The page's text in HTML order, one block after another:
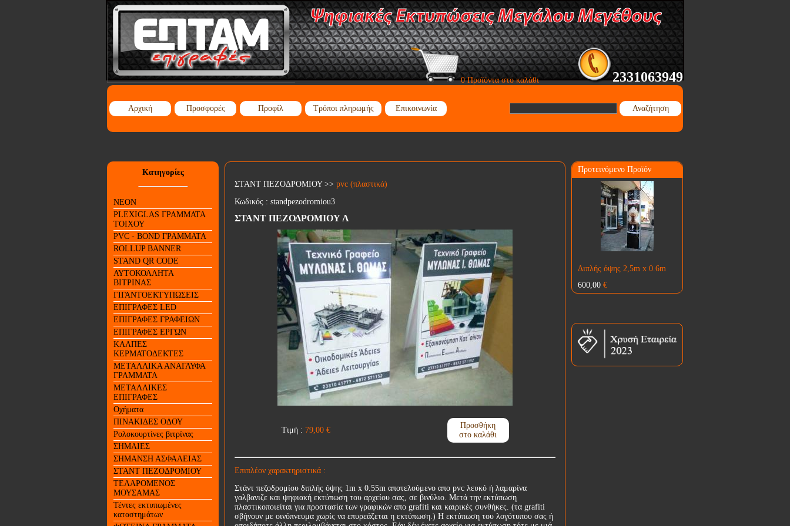
0 Προϊόντα στο καλάθι 2331063949
Αρχική Προσφορές Προφίλ Τρόποι πληρωμής Επικοινωνία Αναζήτηση
Κατηγορίες
NEON
PLEXIGLAS ΓΡΑΜΜΑΤΑ
ΤΟΙΧΟΥ
PVC - BOND ΓΡΑΜΜΑΤΑ
ROLLUP BANNER
STAND QR CODE
ΑΥΤΟΚΟΛΛΗΤΑ
ΒΙΤΡΙΝΑΣ
ΓΙΓΑΝΤΟΕΚΤΥΠΩΣΕΙΣ
ΕΠΙΓΡΑΦΕΣ LED
ΕΠΙΓΡΑΦΕΣ ΓΡΑΦΕΙΩΝ
ΕΠΙΓΡΑΦΕΣ ΕΡΓΩΝ
ΚΑΛΠΕΣ
ΚΕΡΜΑΤΟΔΕΚΤΕΣ
ΜΕΤΑΛΛΙΚΑ ΑΝΑΓΛΥΦΑ
ΓΡΑΜΜΑΤΑ
ΜΕΤΑΛΛΙΚΕΣ
ΕΠΙΓΡΑΦΕΣ
Οχήματα
ΠΙΝΑΚΙΔΕΣ ΟΔΟΥ
Ρολοκουρτίνες βιτρίνας
ΣΗΜΑΙΕΣ
ΣΗΜΑΝΣΗ ΑΣΦΑΛΕΙΑΣ
ΣΤΑΝΤ ΠΕΖΟΔΡΟΜΙΟΥ
ΤΕΛΑΡΟΜΕΝΟΣ
ΜΟΥΣΑΜΑΣ
Τέντες εκτυπωμένες
καταστημάτων
ΣΤΑΝΤ ΠΕΖΟΔΡΟΜΙΟΥ>> pvc (πλαστικά)
Κωδικός : standpezodromiou3
ΣΤΑΝΤ ΠΕΖΟΔΡΟΜΙΟΥ Λ
Τιμή : 79,00 €
Προσθήκη
στο καλάθι
Επιπλέον χαρακτηριστικά :
Στάντ πεζοδρομίου διπλής όψης 1m x 0.55m αποτελούμενο απο pvc λευκό ή λαμαρίνα
γαλβανιζε και ψηφιακή εκτύπωση του αρχείου σας, σε βινύλιο. Μετά την εκτύπωση
πλαστικοποιείται για προστασία των γραφικών απο grafiti και καιρικές συνθήκες. (τα grafiti
σβήνουν με οινόπνευμα χωρίς να επυρεάζεται η εκτύπωση.) Η εκτύπωση του λογότυπου σας ή
Προτεινόμενο Προϊόν
Διπλής όψης 2,5m x 0.6m
600,00 €